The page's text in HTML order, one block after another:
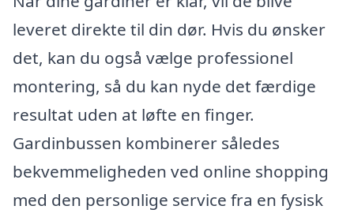
leveret direkte til din dør. Hvis du ønsker
det, kan du også vælge professionel
montering, så du kan nyde det færdige
resultat uden at løfte en finger.
Gardinbussen kombinerer således
bekvemmeligheden ved online shopping
med den personlige service fra en fysisk